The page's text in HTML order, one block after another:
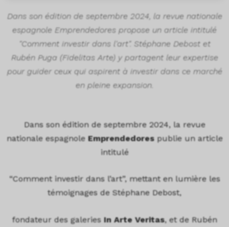
Dans son édition de septembre 2024, la revue nationale
espagnole Emprendedores propose un article intitulé
"Comment investir dans l'art". Stéphane Debost et
Rubén Puga (Fidelitas Arte) y partagent leur expertise
pour guider ceux qui aspirent à investir dans ce marché
en pleine expansion.
Dans son édition de septembre 2024, la revue
nationale espagnole Emprendedorespublie un article
intitulé
“Comment investir dans l’art”, mettant en lumière les
témoignages de Stéphane Debost,
fondateur des galeries In Arte Veritas, et de Rubén